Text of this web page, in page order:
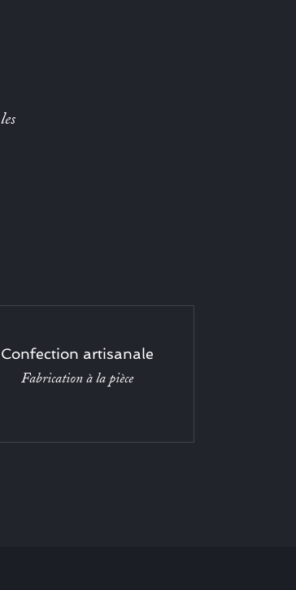
Confection artisanale
Fabrication à la pièce